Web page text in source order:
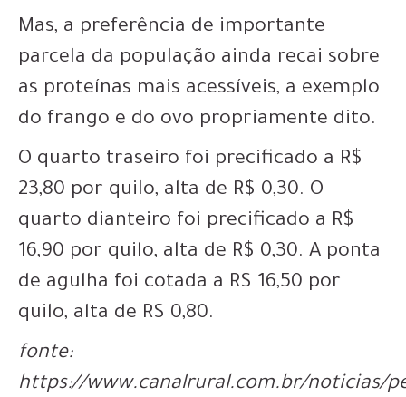
Mas, a preferência de importante
parcela da população ainda recai sobre
as proteínas mais acessíveis, a exemplo
do frango e do ovo propriamente dito.
O quarto traseiro foi precificado a R$
23,80 por quilo, alta de R$ 0,30. O
quarto dianteiro foi precificado a R$
16,90 por quilo, alta de R$ 0,30. A ponta
de agulha foi cotada a R$ 16,50 por
quilo, alta de R$ 0,80.
fonte:
https://www.canalrural.com.br/noticias/